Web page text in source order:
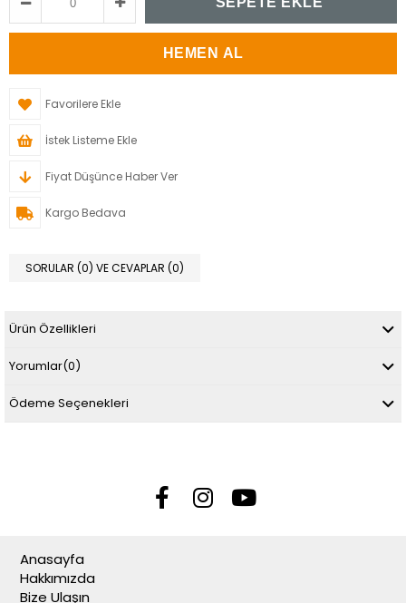
Favorilere Ekle
İstek Listeme Ekle
Fiyat Düşünce Haber Ver
Kargo Bedava
SORULAR (0) VE CEVAPLAR (0)
Ürün Özellikleri
Yorumlar(0)
Ödeme Seçenekleri
Anasayfa
Hakkımızda
Bize Ulaşın